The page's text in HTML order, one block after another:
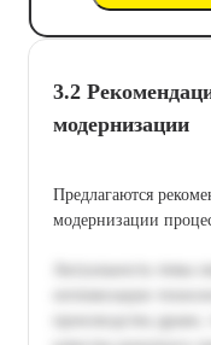
3.2
модернизации
Предлагаются
модернизации